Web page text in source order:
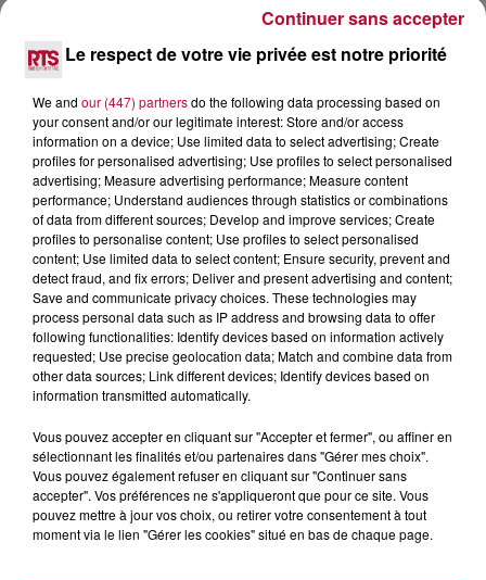
7 août 2026
DINER CONCERT À LA MJC DE MARSEILLAN
6 août 2026
NÎMES : « LE RÊVE DU GLADIATEUR » INVESTIT
LES ARÈNES CES 3...
Après un franc succès l'été dernier, le spectacle « Le Rêve
du gladiateur » revient illuminer l'amphithéâtre romain les 6,
7 et 8 août. Une fresque nocturne...
Le respect de votre vie privée est notre priorité
We and our (447) partnersdo the following data processing based on
your consent and/or our legitimate interest: Store and/or access
information on a device; Use limited data to select advertising; Create
profiles for personalised advertising; Use profiles to select personalised
advertising; Measure advertising performance; Measure content
performance; Understand audiences through statistics or combinations
of data from different sources; Develop and improve services; Create
profiles to personalise content; Use profiles to select personalised
content; Use limited data to select content; Ensure security, prevent and
detect fraud, and fix errors; Deliver and present advertising and content;
Save and communicate privacy choices. These technologies may
process personal data such as IP address and browsing data to offer
following functionalities: Identify devices based on information actively
requested; Use precise geolocation data; Match and combine data from
other data sources; Link different devices; Identify devices based on
information transmitted automatically.
Vous pouvez accepter en cliquant sur "Accepter et fermer", ou affiner en
sélectionnant les finalités et/ou partenaires dans "Gérer mes choix".
Vous pouvez également refuser en cliquant sur "Continuer sans
accepter". Vos préférences ne s'appliqueront que pour ce site. Vous
pouvez mettre à jour vos choix, ou retirer votre consentement à tout
moment via le lien "Gérer les cookies" situé en bas de chaque page.
Continuer sans accepter